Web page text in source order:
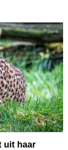
uit haar